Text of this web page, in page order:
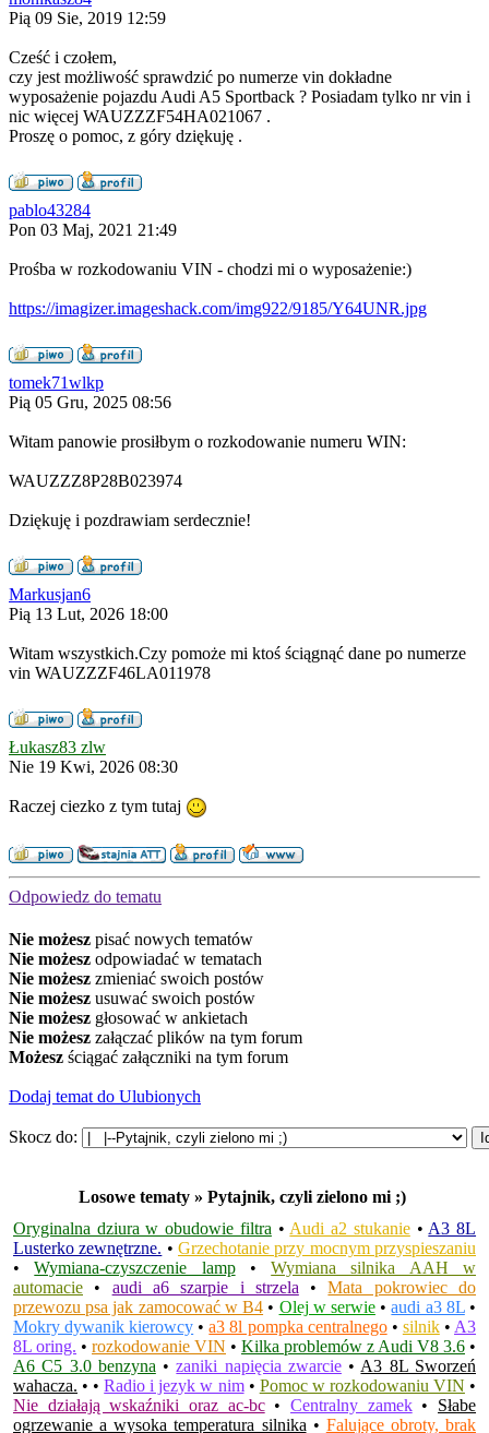
Pią 09 Sie, 2019 12:59
Cześć i czołem,
czy jest możliwość sprawdzić po numerze vin dokładne
wyposażenie pojazdu Audi A5 Sportback ? Posiadam tylko nr vin i
nic więcej WAUZZZF54HA021067 .
Proszę o pomoc, z góry dziękuję .
pablo43284
Pon 03 Maj, 2021 21:49
Prośba w rozkodowaniu VIN - chodzi mi o wyposażenie:)
https://imagizer.imageshack.com/img922/9185/Y64UNR.jpg
tomek71wlkp
Pią 05 Gru, 2025 08:56
Witam panowie prosiłbym o rozkodowanie numeru WIN:
WAUZZZ8P28B023974
Dziękuję i pozdrawiam serdecznie!
Markusjan6
Pią 13 Lut, 2026 18:00
Witam wszystkich.Czy pomoże mi ktoś ściągnąć dane po numerze
vin WAUZZZF46LA011978
Łukasz83 zlw
Nie 19 Kwi, 2026 08:30
Raczej ciezko z tym tutaj
Odpowiedz do tematu
Nie możesz pisać nowych tematów
Nie możesz odpowiadać w tematach
Nie możesz zmieniać swoich postów
Nie możesz usuwać swoich postów
Nie możesz głosować w ankietach
Nie możesz załączać plików na tym forum
Możesz ściągać załączniki na tym forum
Dodaj temat do Ulubionych
Skocz do:
Losowe tematy » Pytajnik, czyli zielono mi ;)
Oryginalna dziura w obudowie filtra • Audi a2 stukanie• A3 8L
Lusterko zewnętrzne. •Grzechotanie przy mocnym przyspieszaniu
•Wymiana-czyszczenie lamp•Wymiana silnika AAH w
automacie • audi a6 szarpie i strzela •Mata pokrowiec do
przewozu psa jak zamocować w B4 • Olej w serwie•audi a3 8L•
Mokry dywanik kierowcy •a3 8l pompka centralnego• silnik• A3
8L oring. • rozkodowanie VIN • Kilka problemów z Audi V8 3.6 •
A6 C5 3.0 benzyna •zaniki napięcia zwarcie• A3 8L Sworzeń
wahacza. • •Radio i jezyk w nim• Pomoc w rozkodowaniu VIN •
Nie działają wskaźniki oraz ac-bc•Centralny zamek• Słabe
ogrzewanie a wysoka temperatura silnika • Falujące obroty, brak